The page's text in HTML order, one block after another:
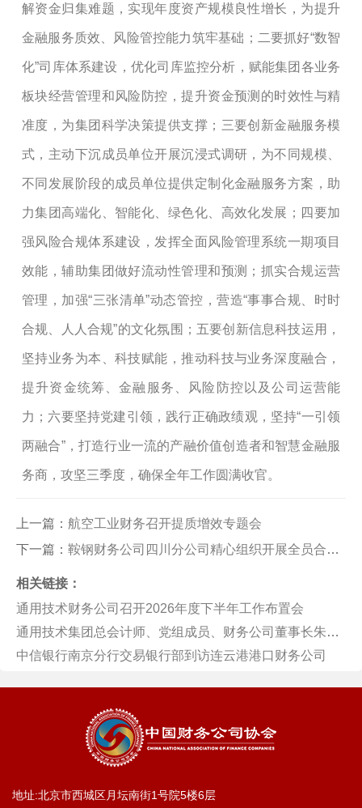
解资金归集难题，实现年度资产规模良性增长，为提升
金融服务质效、风险管控能力筑牢基础；二要抓好“数智
化”司库体系建设， 优化司库监控分析，赋能集团 各业务
板块经营管理和风险防控，提升资金预测的时效性与精
准度 ，为集团科学决策提供支撑；三要创新金融服务模
式，主动下沉成员单位开展沉浸式调研， 为不同规模、
不同发展阶段的成员单位提供定制化金融服务方案，助
力集团高端化、智能化、绿色化、高效化发展；四要加
强风险合规体系建设， 发挥全面风险管理系统一期项目
效能，辅助集团做好流动性管理和预测 ； 抓实合规运营
管理， 加强“三张清单”动态管控 ，营造“事事合规 时时
合规、人人合规”的文化氛围 ；五要创新信息科技运用，
坚持业务为本、科技赋能，推动科技与业务深度融合，
提升资金统筹 、金融 服务、风险防控 以及公司运营能
力；六要坚持党建引领，践行正确政绩观，坚持“一引领
两融合”，打造行业一流的产融价值创造者和智慧金融服
务商， 攻坚三季度，确保全年工作圆满收官。
上一篇： 航空工业财务召开提质增效专题会
下一篇： 鞍钢财务公司四川分公司精心组织开展全员合规测试
相关链接：
通用技术财务公司召开2026年度下半年工作布置会
通用技术集团总会计师、党组成员、财务公司董事长朱大庆会见跨境清算公司董事长、党委书记汪洪波一行
中信银行南京分行交易银行部到访连云港港口财务公司
地址:北京市西城区月坛南街1号院5楼6层